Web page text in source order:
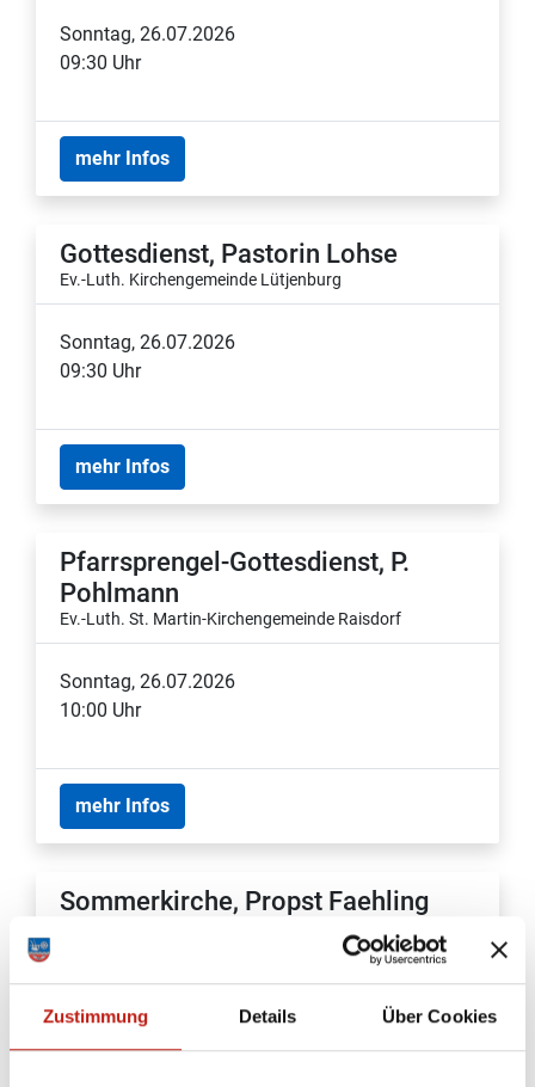
Zustimmung Details Über Cookies
Sonntag, 26.07.2026
09:30 Uhr
mehr Infos
Gottesdienst, Pastorin Lohse
Ev.-Luth. Kirchengemeinde Lütjenburg
Sonntag, 26.07.2026
09:30 Uhr
mehr Infos
Pfarrsprengel-Gottesdienst, P.
Pohlmann
Ev.-Luth. St. Martin-Kirchengemeinde Raisdorf
Sonntag, 26.07.2026
10:00 Uhr
mehr Infos
Sommerkirche, Propst Faehling
Sonntag, 26.07.2026
11:00 Uhr